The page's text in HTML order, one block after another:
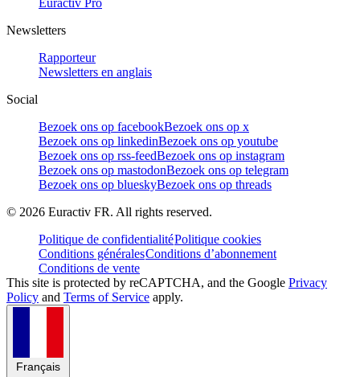
Euractiv Pro
Newsletters
Rapporteur
Newsletters en anglais
Social
Bezoek ons op facebookBezoek ons op x
Bezoek ons op linkedinBezoek ons op youtube
Bezoek ons op rss-feedBezoek ons op instagram
Bezoek ons op mastodonBezoek ons op telegram
Bezoek ons op blueskyBezoek ons op threads
© 2026 Euractiv FR. All rights reserved.
Politique de confidentialitéPolitique cookies
Conditions généralesConditions d’abonnement
Conditions de vente
This site is protected by reCAPTCHA, and the Google Privacy
Policy and Terms of Service apply.
Français